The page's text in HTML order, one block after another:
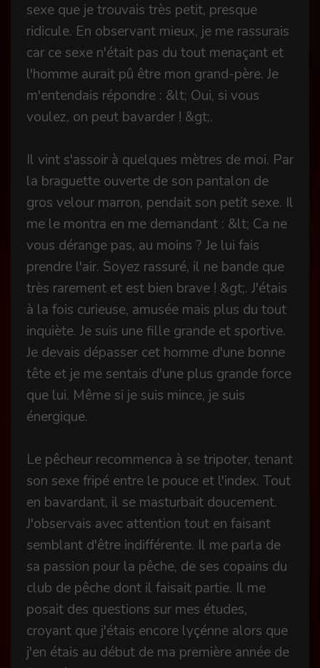
sexe que je trouvais très petit, presque
ridicule. En observant mieux, je me rassurais
car ce sexe n'était pas du tout menaçant et
l'homme aurait pû être mon grand-père. Je
m'entendais répondre : &lt; Oui, si vous
voulez, on peut bavarder ! &gt;.
Il vint s'assoir à quelques mètres de moi. Par
la braguette ouverte de son pantalon de
gros velour marron, pendait son petit sexe. Il
me le montra en me demandant : &lt; Ca ne
vous dérange pas, au moins ? Je lui fais
prendre l'air. Soyez rassuré, il ne bande que
très rarement et est bien brave ! &gt;. J'étais
à la fois curieuse, amusée mais plus du tout
inquiète. Je suis une fille grande et sportive.
Je devais dépasser cet homme d'une bonne
tête et je me sentais d'une plus grande force
que lui. Même si je suis mince, je suis
énergique.
Le pêcheur recommenca à se tripoter, tenant
son sexe fripé entre le pouce et l'index. Tout
en bavardant, il se masturbait doucement.
J'observais avec attention tout en faisant
semblant d'être indifférente. Il me parla de
sa passion pour la pêche, de ses copains du
club de pêche dont il faisait partie. Il me
posait des questions sur mes études,
croyant que j'étais encore lyçénne alors que
j'en étais au début de ma première année de